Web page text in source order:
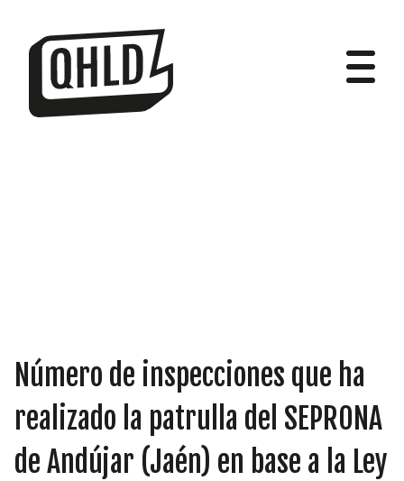
INICIATIVAS
Número de inspecciones que ha
realizado la patrulla del SEPRONA
de Andújar (Jaén) en base a la Ley